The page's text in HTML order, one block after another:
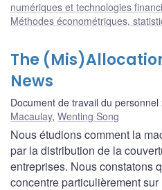
numériques et technologies
Méthodes économétriques,
The
News
Document de travail du
Macaulay, Wenting Song
Nous étudions comment la
par la distribution de la
entreprises. Nous constatons
concentre particulièrement